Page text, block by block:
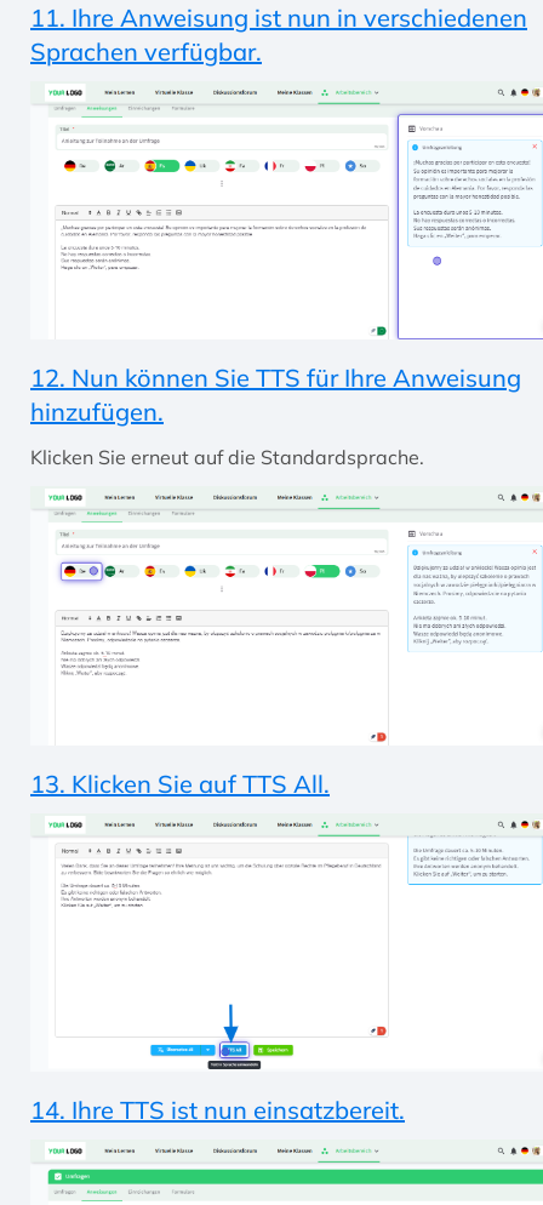
11. Ihre Anweisung ist nun in verschiedenen
Sprachen verfügbar.
12. Nun können Sie TTS für Ihre Anweisung
hinzufügen.
Klicken Sie erneut auf die Standardsprache.
13. Klicken Sie auf TTS All.
14. Ihre TTS ist nun einsatzbereit.